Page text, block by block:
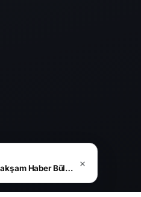
4 Ağustos 2026 akşam Haber Bülteni